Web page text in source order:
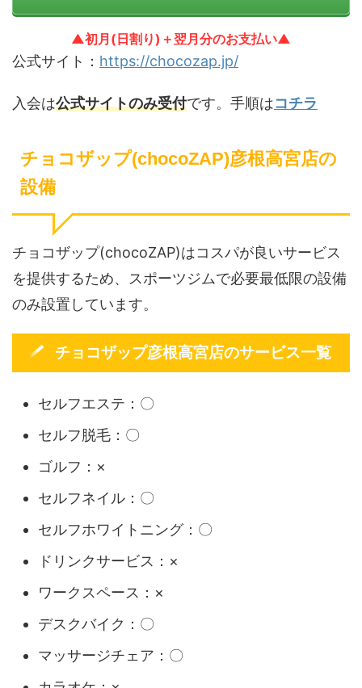
▲初月(日割り)＋翌月分のお支払い▲
公式サイト： https://chocozap.jp/
入会は公式サイトのみ受付です。手順はコチラ
チョコザップ(chocoZAP)彦根高宮店の
設備
チョコザップ(chocoZAP)はコスパが良いサービス
を提供するため、スポーツジムで必要最低限の設備
のみ設置しています。
チョコザップ彦根高宮店のサービス一覧
セルフエステ：〇
セルフ脱毛：〇
ゴルフ：×
セルフネイル：〇
セルフホワイトニング：〇
ドリンクサービス：×
ワークスペース：×
デスクバイク：〇
マッサージチェア：〇